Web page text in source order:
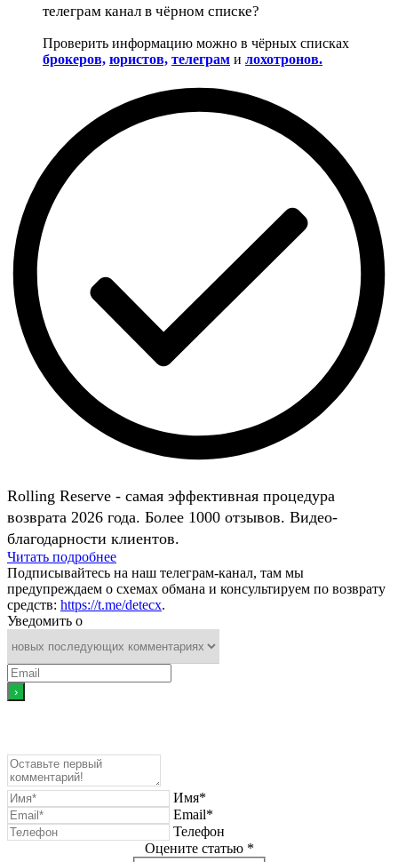
телеграм канал в чёрном списке?
Проверить информацию можно в чёрных списках
брокеров, юристов, телеграм и лохотронов.
Rolling Reserve - самая эффективная процедура
возврата 2026 года. Более 1000 отзывов. Видео-
благодарности клиентов.
Читать подробнее
Подписывайтесь на наш телеграм-канал, там мы
предупреждаем о схемах обмана и консультируем по возврату
средств: https://t.me/detecx.
Уведомить о
Имя*
Email*
Телефон
Оцените статью *